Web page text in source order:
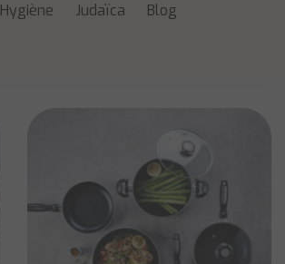
Hygiène Judaïca Blog